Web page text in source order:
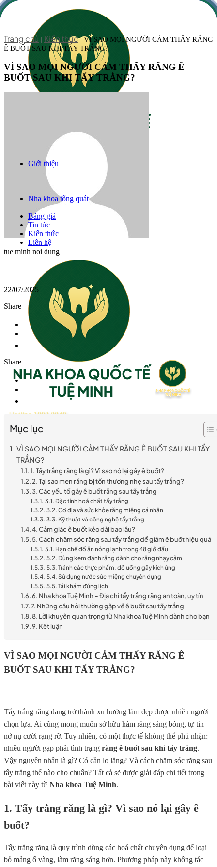
Giới thiệu
Răng sứ thẩm mỹ
Niềng răng
Trồng răng implant
Nha khoa tổng quát
Câu chuyện khách hàng
Bảng giá
Tin tức
Kiến thức
Liên hệ
Hotline 1800 0040
Trang chủ | Kiến thức|VÌ SAO MỌI NGƯỜI CẢM THẤY RĂNG
Ê BUỐT SAU KHI TẨY TRẮNG?
VÌ SAO MỌI NGƯỜI CẢM THẤY RĂNG Ê
BUỐT SAU KHI TẨY TRẮNG?
tue minh noi dung
22/07/2025
Share
Share
Mục lục
VÌ SAO MỌI NGƯỜI CẢM THẤY RĂNG Ê BUỐT SAU KHI TẨY
TRẮNG?
1. Tẩy trắng răng là gì? Vì sao nó lại gây ê buốt?
2. Tại sao men răng bị tổn thương nhẹ sau tẩy trắng?
3. Các yếu tố gây ê buốt răng sau tẩy trắng
3.1. Đặc tính hoá chất tẩy trắng
3.2. Cơ địa và sức khỏe răng miệng cá nhân
3.3. Kỹ thuật và công nghệ tẩy trắng
4. Cảm giác ê buốt kéo dài bao lâu?
5. Cách chăm sóc răng sau tẩy trắng để giảm ê buốt hiệu quả
5.1. Hạn chế đồ ăn nóng lạnh trong 48 giờ đầu
5.2. Dùng kem đánh răng dành cho răng nhạy cảm
5.3. Tránh các thực phẩm, đồ uống gây kích ứng
5.4. Sử dụng nước súc miệng chuyên dụng
5.5. Tái khám đúng lịch
6. Nha khoa Tuệ Minh – Địa chỉ tẩy trắng răng an toàn, uy tín
7. Những câu hỏi thường gặp về ê buốt sau tẩy trắng
8. Lời khuyên quan trọng từ Nha khoa Tuệ Minh dành cho bạn
9. Kết luận
VÌ SAO MỌI NGƯỜI CẢM THẤY RĂNG Ê
BUỐT SAU KHI TẨY TRẮNG?
Tẩy trắng răng đang trở thành xu hướng làm đẹp được nhiều người
chọn lựa. Ai cũng mong muốn sở hữu hàm răng sáng bóng, tự tin
nở nụ cười rạng rỡ. Tuy nhiên, có một thực tế không thể phủ nhận:
nhiều người gặp phải tình trạng răng ê buốt sau khi tẩy trắng.
Vậy nguyên nhân là gì? Có cần lo lắng? Và cách chăm sóc răng sau
tẩy trắng thế nào cho chuẩn? Tất cả sẽ được giải đáp chi tiết trong
bài viết này từ Nha khoa Tuệ Minh.
1. Tẩy trắng răng là gì? Vì sao nó lại gây ê
buốt?
Tẩy trắng răng là quy trình dùng các hoá chất chuyên dụng để loại
bỏ mảng ố vàng, làm răng sáng hơn. Phương pháp này không tác